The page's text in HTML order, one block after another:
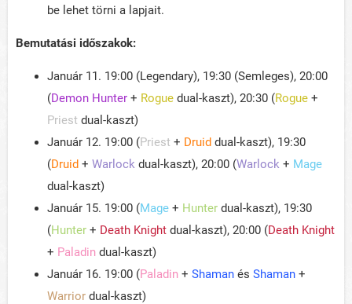
be lehet törni a lapjait.
Bemutatási időszakok:
Január 11. 19:00 (Legendary), 19:30 (Semleges), 20:00
(Demon Hunter + Rogue dual-kaszt), 20:30 (Rogue +
Priest dual-kaszt)
Január 12. 19:00 (Priest + Druid dual-kaszt), 19:30
(Druid + Warlock dual-kaszt), 20:00 (Warlock + Mage
dual-kaszt)
Január 15. 19:00 (Mage + Hunter dual-kaszt), 19:30
(Hunter + Death Knight dual-kaszt), 20:00 (Death Knight
+ Paladin dual-kaszt)
Január 16. 19:00 (Paladin + Shaman és Shaman +
Warrior dual-kaszt)